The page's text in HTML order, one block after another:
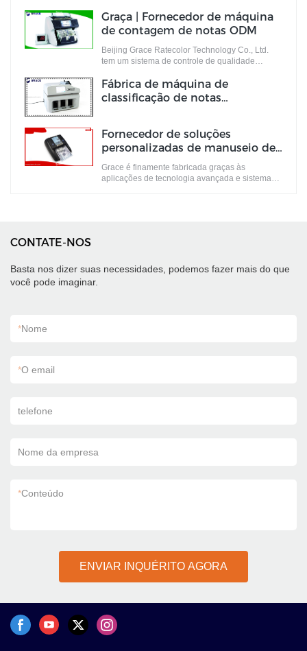
de design inovadoras. Essas ideias não apenas
atendem aos padrões industriais, mas atendem
às demandas do mercado.
Graça | Fornecedor de máquina
de contagem de notas ODM
Beijing Grace Ratecolor Technology Co., Ltd.
tem um sistema de controle de qualidade
Fábrica de máquina de
classificação de notas
Fornecedor de soluções
personalizadas de manuseio de
dinheiro Fabricante | Graça
Grace é finamente fabricada graças às
aplicações de tecnologia avançada e sistema
CONTATE-NOS
Basta nos dizer suas necessidades, podemos fazer mais do que
você pode imaginar.
*Nome
*O email
telefone
Nome da empresa
*Conteúdo
ENVIAR INQUÉRITO AGORA